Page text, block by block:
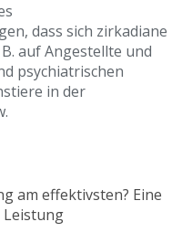
dass sich zirkadiane
auf Angestellte und
psychiatrischen
in der
am effektivsten? Eine